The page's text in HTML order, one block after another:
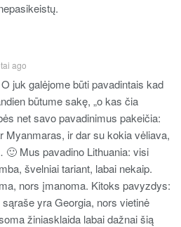
ago
juk galėjome būti pavadintais kad
būtume sakę, „o kas čia
net savo pavadinimus pakeičia:
Myanmaras, ir dar su kokia vėliava,
Mus pavadino Lithuania: visi
švelniai tariant, labai nekaip.
nors įmanoma. Kitoks pavyzdys:
yra Georgia, nors vietinė
žiniasklaida labai dažnai šią